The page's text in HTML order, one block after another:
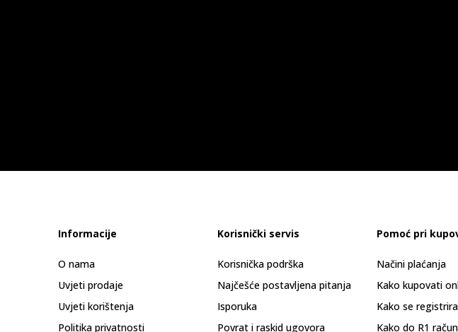
Informacije
O nama
Uvjeti prodaje
Uvjeti korištenja
Politika privatnosti
Korisnički servis
Korisnička podrška
Najčešće postavljena pitanja
Isporuka
Povrat i raskid ugovora
Pomoć pri
Načini plaćanja
Kako kupovati
Kako se
Kako do R1